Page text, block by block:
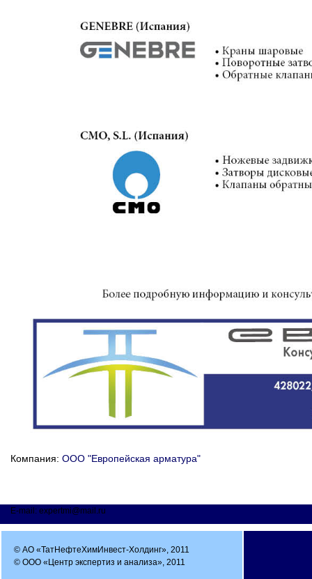
Компания: ООО "Европейская арматура"
E-mail: expertmi@mail.ru
© АО «ТатНефтеХимИнвест-Холдинг», 2011
© ООО «Центр экспертиз и анализа», 2011